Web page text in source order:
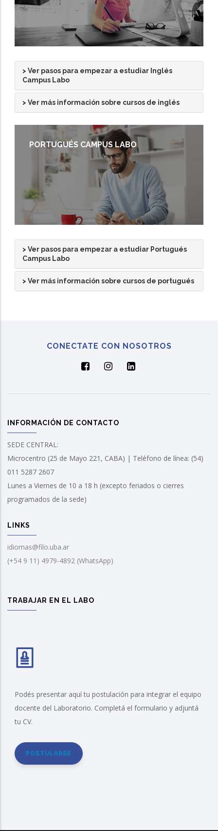
> Ver pasos para empezar a estudiar Inglés
Campus Labo
> Ver más información sobre cursos de inglés
PORTUGUÉS CAMPUS LABO
> Ver pasos para empezar a estudiar Portugués
Campus Labo
> Ver más información sobre cursos de portugués
CONECTATE CON NOSOTROS
INFORMACIÓN DE CONTACTO
SEDE CENTRAL:
Microcentro (25 de Mayo 221, CABA) | Teléfono de línea: (54)
011 5287 2607
Lunes a Viernes de 10 a 18 h (excepto feriados o cierres
programados de la sede)
LINKS
idiomas@filo.uba.ar
(+54 9 11) 4979-4892 (WhatsApp)
TRABAJAR EN EL LABO
Podés presentar aquí tu postulación para integrar el equipo
docente del Laboratorio. Completá el formulario y adjuntá
tu CV.
POSTULARSE